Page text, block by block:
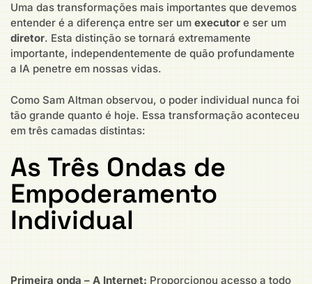
Uma das transformações mais importantes que devemos
entender é a diferença entre ser um executor e ser um
diretor. Esta distinção se tornará extremamente
importante, independentemente de quão profundamente
a IA penetre em nossas vidas.
Como Sam Altman observou, o poder individual nunca foi
tão grande quanto é hoje. Essa transformação aconteceu
em três camadas distintas:
As Três Ondas de
Empoderamento
Individual
Primeira onda – A Internet: Proporcionou acesso a todo